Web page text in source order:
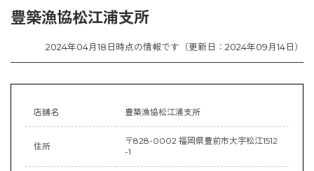
豊築漁協松江浦支所
2024年04月18日時点の情報です（更新日：2024年09月14日）
店舗名 豊築漁協松江浦支所
住所
〒828-0002 福岡県豊前市大字松江1512
-1